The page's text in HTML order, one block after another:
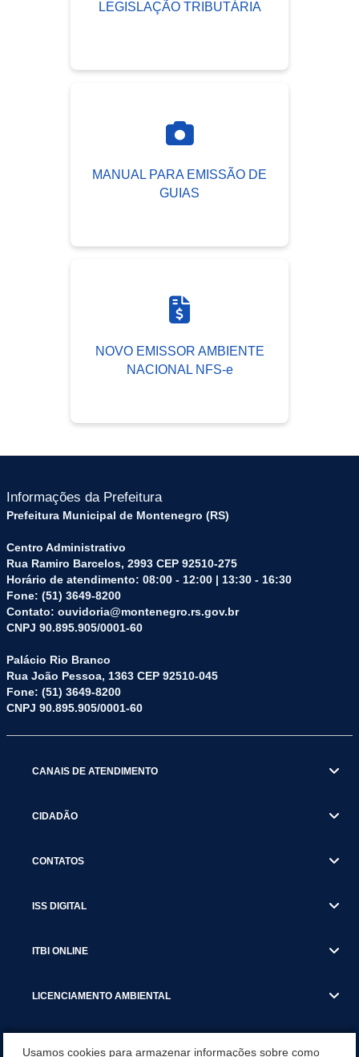
LEGISLAÇÃO TRIBUTÁRIA
MANUAL PARA EMISSÃO DE
GUIAS
NOVO EMISSOR AMBIENTE
NACIONAL NFS-e
Informações da Prefeitura
Prefeitura Municipal de Montenegro (RS)
Centro Administrativo
Rua Ramiro Barcelos, 2993 CEP 92510-275
Horário de atendimento: 08:00 - 12:00 | 13:30 - 16:30
Fone: (51) 3649-8200
Contato: ouvidoria@montenegro.rs.gov.br
CNPJ 90.895.905/0001-60
Palácio Rio Branco
Rua João Pessoa, 1363 CEP 92510-045
Fone: (51) 3649-8200
CNPJ 90.895.905/0001-60
CANAIS DE ATENDIMENTO
CIDADÃO
CONTATOS
ISS DIGITAL
ITBI ONLINE
LICENCIAMENTO AMBIENTAL
Usamos cookies para armazenar informações sobre como